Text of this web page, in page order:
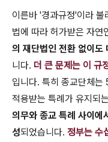
이른바 '경과규정'이라
법에 따라 허가받은 자연
의 재단법인 전환 없이도
니다. 더 큰 문제는 이 규
입니다. 특히 종교단체
적용받는 특례가 유지되
의무와 종교 특례 사이에
성되었습니다. 정부는 수